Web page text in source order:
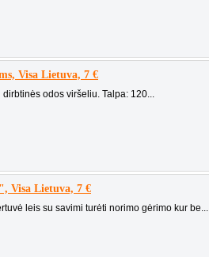
Visa Lietuva, 7 €
odos viršeliu. Talpa: 120...
Visa Lietuva, 7 €
leis su savimi turėti norimo gėrimo kur be...